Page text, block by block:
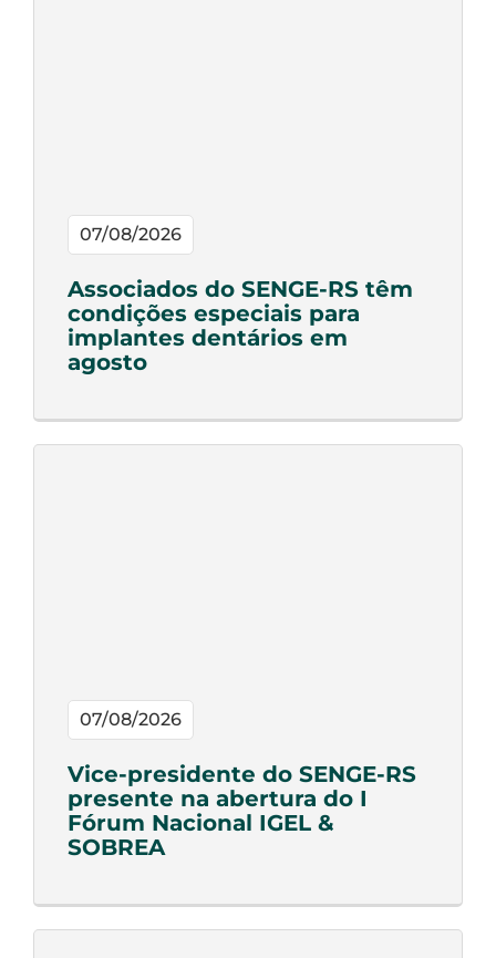
07/08/2026
Associados do SENGE-RS têm
condições especiais para
implantes dentários em
agosto
07/08/2026
Vice-presidente do SENGE-RS
presente na abertura do I
Fórum Nacional IGEL &
SOBREA